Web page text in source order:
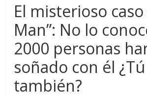
El misterioso caso
Man”: No lo
2000 personas
soñado con él ¿Tú
también?